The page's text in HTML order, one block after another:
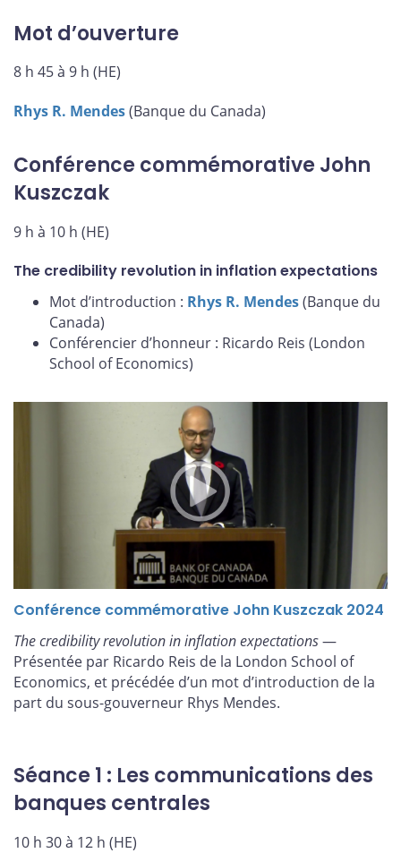
Mot d’ouverture
8 h 45 à 9 h (HE)
Rhys R. Mendes(Banque du Canada)
Conférence commémorative John
Kuszczak
9 h à 10 h (HE)
The credibility revolution in inflation expectations
Mot d’introduction : Rhys R. Mendes(Banque du
Canada)
Conférencier d’honneur : Ricardo Reis (London
School of Economics)
Conférence commémorative John Kuszczak 2024
The credibility revolution in inflation expectations—
Présentée par Ricardo Reis de la London School of
Economics, et précédée d’un mot d’introduction de la
part du sous-gouverneur Rhys Mendes.
Séance 1 : Les communications des
banques centrales
10 h 30 à 12 h (HE)